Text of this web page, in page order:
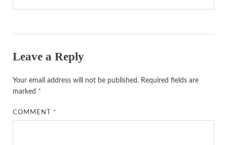
Leave a Reply
Your email address will not be published. Required fields are
marked *
COMMENT *